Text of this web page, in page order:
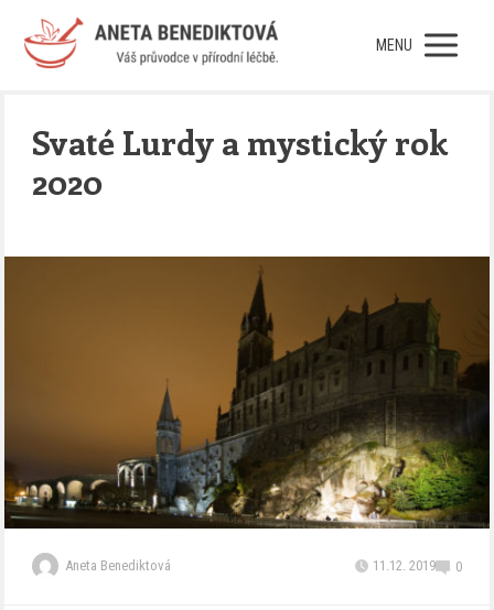
MENU
Svaté Lurdy a mystický rok
2020
Aneta Benediktová 11.12. 2019 0